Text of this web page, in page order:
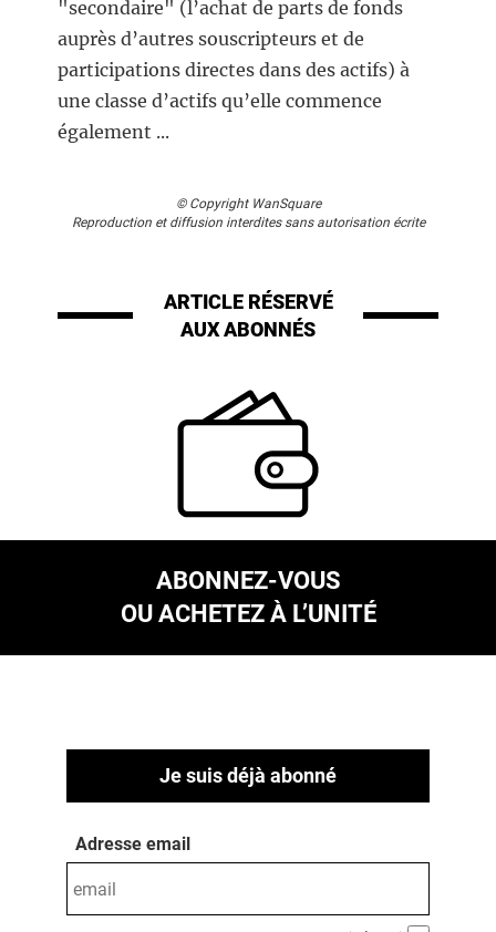
"secondaire" (l’achat de parts de fonds
auprès d’autres souscripteurs et de
participations directes dans des actifs) à
une classe d’actifs qu’elle commence
également ...
© Copyright WanSquare
Reproduction et diffusion interdites sans autorisation écrite
ARTICLE RÉSERVÉ
AUX ABONNÉS
ABONNEZ-VOUS
OU ACHETEZ À L’UNITÉ
Je suis déjà abonné
Adresse email